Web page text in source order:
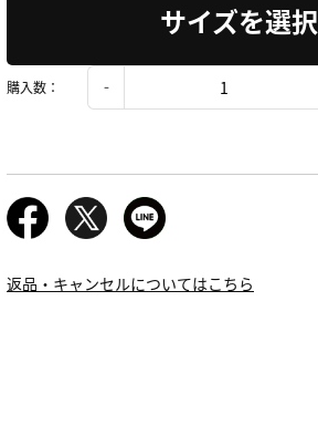
サイズを選択
購入数：
返品・キャンセルについてはこちら